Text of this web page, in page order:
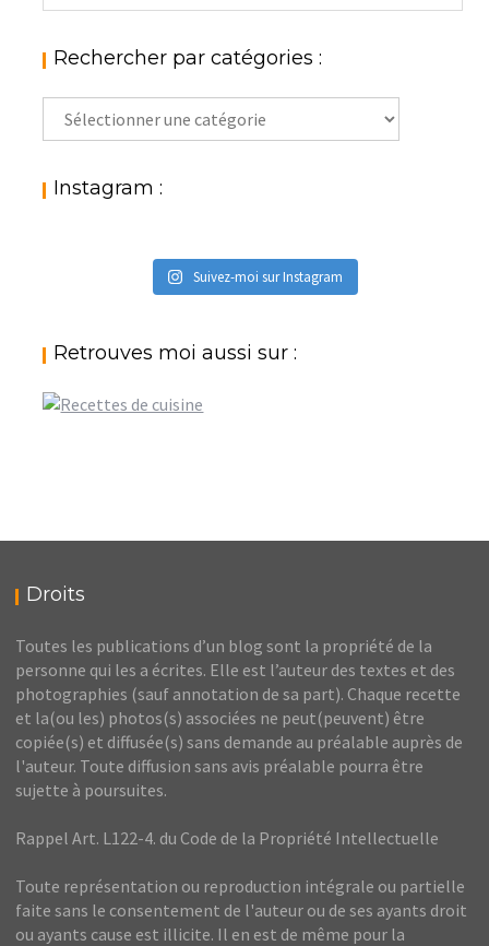
Rechercher par catégories :
Rechercher
par
: Instagram :
Suivez-moi sur Instagram
Retrouves moi aussi sur :
Droits
Toutes les publications d’un blog sont la propriété de la
personne qui les a écrites. Elle est l’auteur des textes et des
photographies (sauf annotation de sa part). Chaque recette
et la(ou les) photos(s) associées ne peut(peuvent) être
copiée(s) et diffusée(s) sans demande au préalable auprès de
l'auteur. Toute diffusion sans avis préalable pourra être
sujette à poursuites.
Rappel Art. L122-4. du Code de la Propriété Intellectuelle
Toute représentation ou reproduction intégrale ou partielle
faite sans le consentement de l'auteur ou de ses ayants droit
ou ayants cause est illicite. Il en est de même pour la